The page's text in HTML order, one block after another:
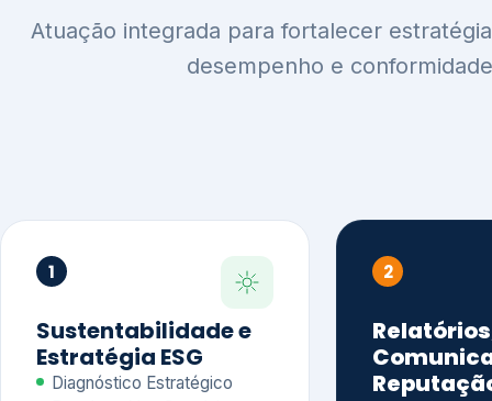
Atuação integrada para fortalecer
desempenho e
1
Sustentabilidade e
Estratégia ESG
Diagnóstico Estratégico
2